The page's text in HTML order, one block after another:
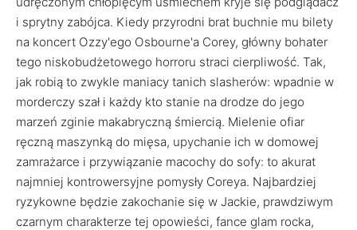
i sprytny zabójca. Kiedy przyrodni brat buchnie mu bilety
na koncert Ozzy'ego Osbourne'a Corey, główny bohater
tego niskobudżetowego horroru straci cierpliwość. Tak,
jak robią to zwykle maniacy tanich slasherów: wpadnie w
morderczy szał i każdy kto stanie na drodze do jego
marzeń zginie makabryczną śmiercią. Mielenie ofiar
ręczną maszynką do mięsa, upychanie ich w domowej
zamrażarce i przywiązanie macochy do sofy: to akurat
najmniej kontrowersyjne pomysły Coreya. Najbardziej
ryzykowne będzie zakochanie się w Jackie, prawdziwym
czarnym charakterze tej opowieści, fance glam rocka,